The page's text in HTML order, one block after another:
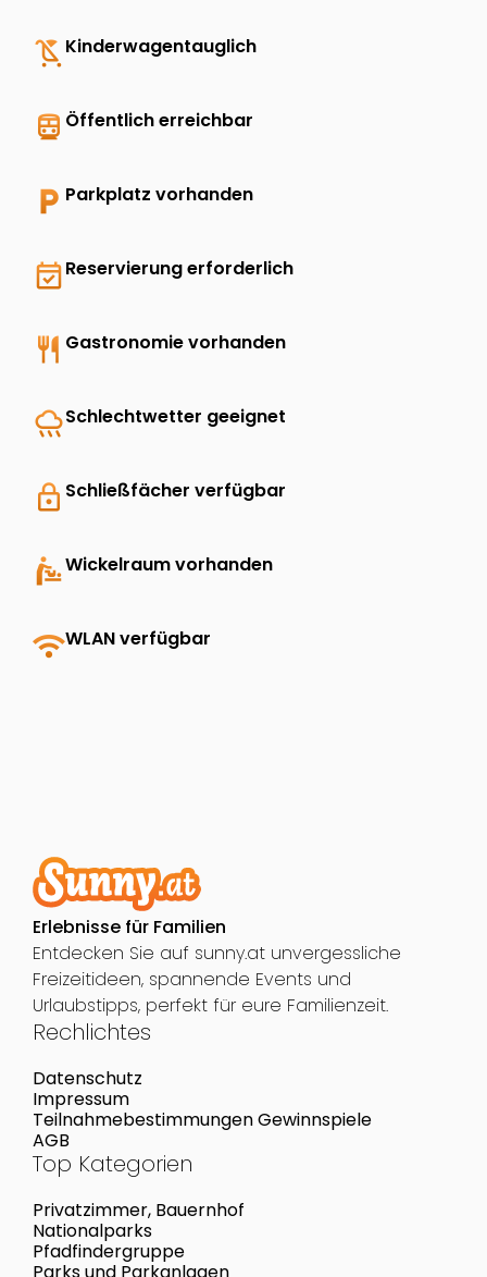
child_friendly Kinderwagentauglich
directions_transit Öffentlich erreichbar
local_parking Parkplatz vorhanden
event_availableReservierung erforderlich
restaurant Gastronomie vorhanden
rainySchlechtwetter geeignet
lock Schließfächer verfügbar
baby_changing_stationWickelraum vorhanden
wifiWLAN verfügbar
Erlebnisse für Familien
Entdecken Sie auf sunny.at unvergessliche
Freizeitideen, spannende Events und
Urlaubstipps, perfekt für eure Familienzeit.
Rechlichtes
Datenschutz
Impressum
Teilnahmebestimmungen Gewinnspiele
AGB
Top Kategorien
Privatzimmer, Bauernhof
Nationalparks
Pfadfindergruppe